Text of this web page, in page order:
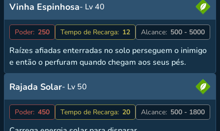
Vinha Espinhosa- Lv 40
Poder: 250 Tempo de Recarga: 12 Alcance: 500 - 5000
Raízes afiadas enterradas no solo perseguem o inimigo
e então o perfuram quando chegam aos seus pés.
Rajada Solar- Lv 50
Poder: 450 Tempo de Recarga: 20 Alcance: 500 - 1800